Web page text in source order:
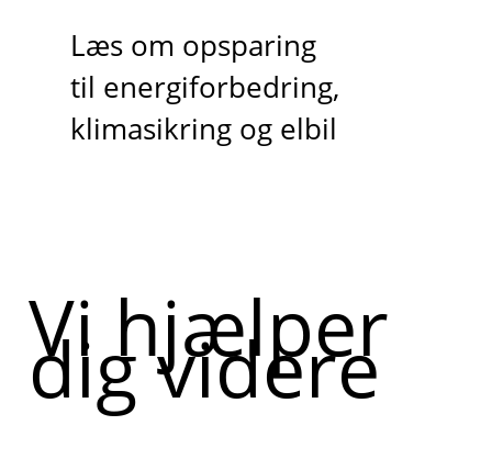
Læs om opsparing
til energiforbedring,
klimasikring og elbil
Vi hjælper
dig videre